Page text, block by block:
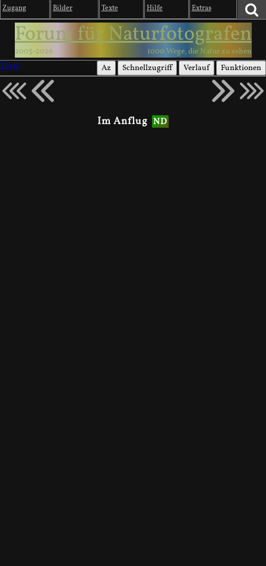
Zugang Bilder Texte Hilfe Extras
Forum für Naturfotografen
2003-2026
1000 Wege, die Natur zu sehen
Vögel
Az Schnellzugriff Verlauf Funktionen
Im Anflug